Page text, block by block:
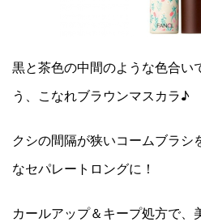
黒と茶色の中間のような色合い
う、こなれブラウンマスカラ♪
クシの間隔が狭いコームブラシ
なセパレートロングに！
カールアップ＆キープ処方で、